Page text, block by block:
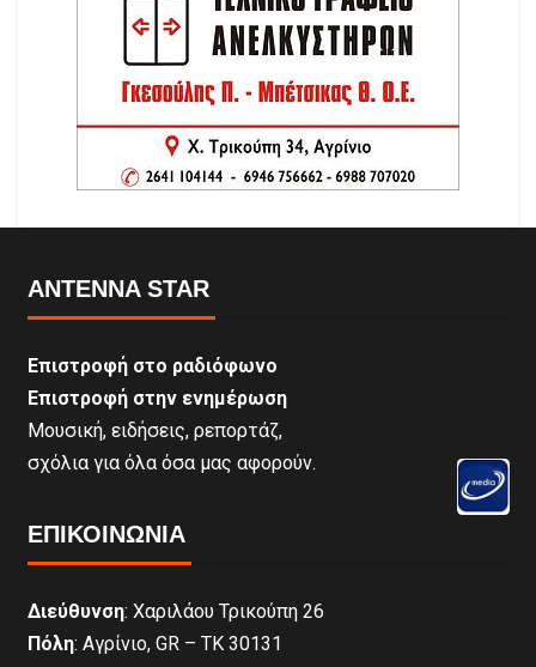
ANTENNA STAR
Επιστροφή στο ραδιόφωνο
Επιστροφή στην ενημέρωση
Μουσική, ειδήσεις, ρεπορτάζ,
σχόλια για όλα όσα μας αφορούν.
ΕΠΙΚΟΙΝΩΝΊΑ
Διεύθυνση: Χαριλάου Τρικούπη 26
Πόλη: Αγρίνιο, GR – ΤΚ 30131